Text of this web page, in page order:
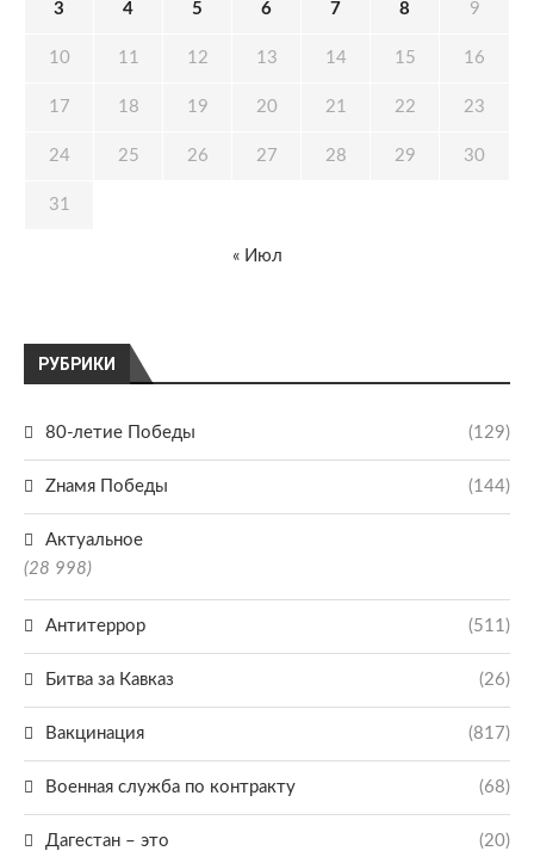
РУБРИКИ
80-летие Победы (129)
Zнамя Победы (144)
Актуальное
(28 998)
Антитеррор (511)
Битва за Кавказ (26)
Вакцинация (817)
Военная служба по контракту (68)
Дагестан – это (20)
3 4 5 6 7 8 9
10 11 12 13 14 15 16
17 18 19 20 21 22 23
24 25 26 27 28 29 30
31
« Июл